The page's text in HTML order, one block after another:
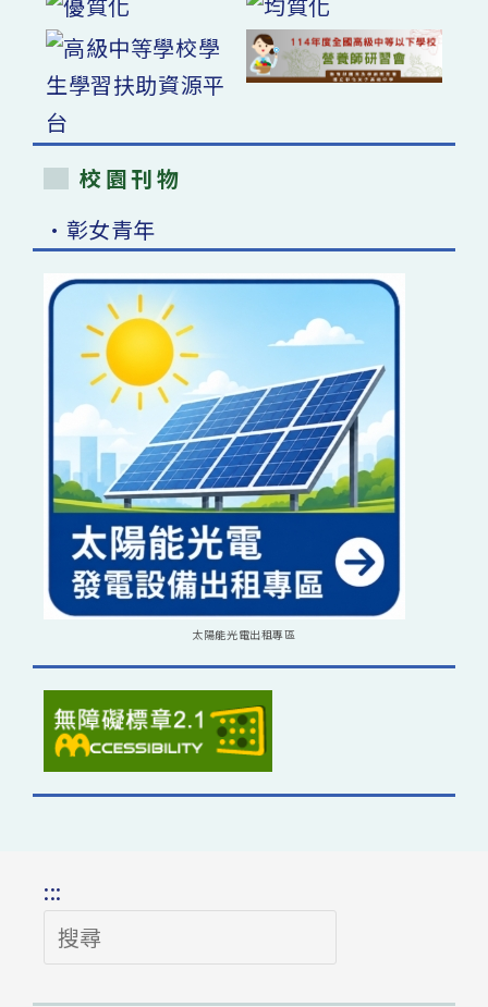
校園刊物
•彰女青年
太陽能光電出租專區
:::
搜
尋